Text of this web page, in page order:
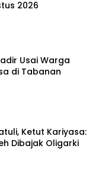
2026
Usai Warga
di Tabanan
Ketut Kariyasa:
Dibajak Oligarki